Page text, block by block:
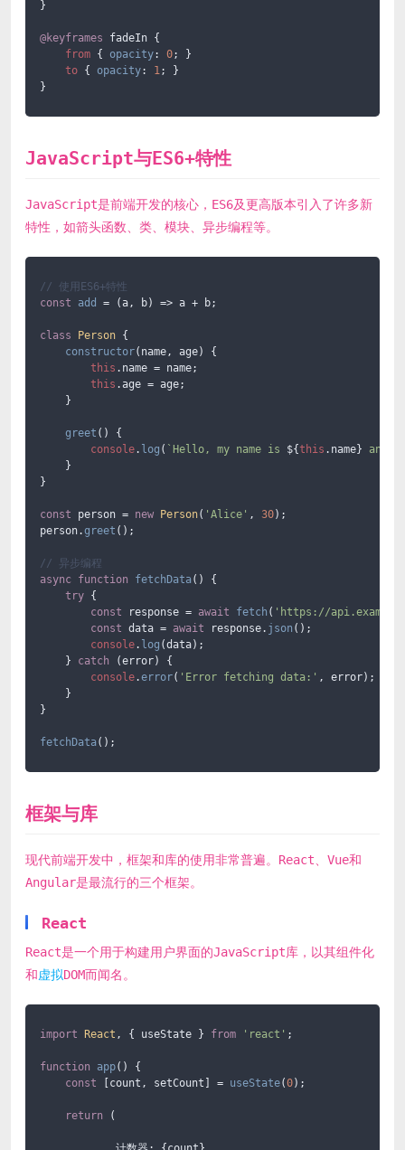
}
@keyframes fadeIn {
from { opacity: 0; }
to { opacity: 1 ; }
}
JavaScript与ES6+特性
JavaScript是前端开发的核心，ES6及更高版本引入了许多新
特性，如箭头函数、类、模块、异步编程等。
// 使用ES6+特性
const
add = (a, b) => a + b;
class Person {
constructor( name, age) {
this . name = name;
this .age = age;
    }
greet ( ) {
console. log ( `Hello, my name is ${this .name} and I
    }
}
const person = new Person( 'Alice' , 30);
person.greet ();
// 异步编程
async function fetchData( ) {
try {
const response = await fetch ( 'https://
const data = await response. json ();
console. log (data);
    }
catch (error) {
console.error( 'Error fetching data:' , error);
    }
}
fetchData();
框架与库
现代前端开发中，框架和库的使用非常普遍。React、Vue和
Angular是最流行的三个框架。
React
React是一个用于构建用户界面的JavaScript库，以其组件化
和虚拟DOM而闻名。
import React , { useState } from 'react' ;
function app( ) {
const [count, setCount] = useState(0);
return (